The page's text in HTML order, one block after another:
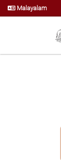
Malayalam